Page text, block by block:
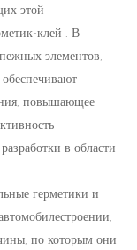
этой
клей . В
элементов,
повышающее
в области
герметики и
по которым они